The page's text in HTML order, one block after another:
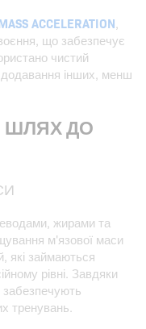
ACCELERATION
що забезпечує
чистий
додавання інших, менш
ШЛЯХ ДО
жирами та
м'язової маси
займаються
рівні. Завдяки
забезпечують
тренувань.